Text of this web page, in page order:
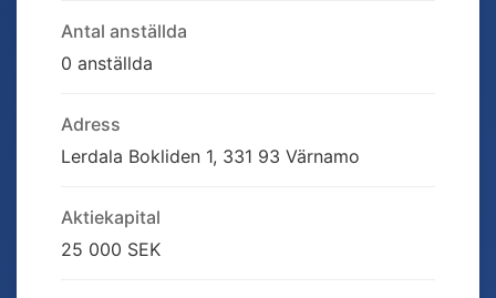
Antal anställda
0 anställda
Adress
Lerdala Bokliden 1, 331 93 Värnamo
Aktiekapital
25 000 SEK